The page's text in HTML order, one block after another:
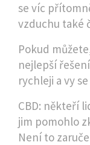
se víc
vzduchu také
Pokud
nejlepší
rychleji a vy
CBD: někteří
jim pomohlo
Není to